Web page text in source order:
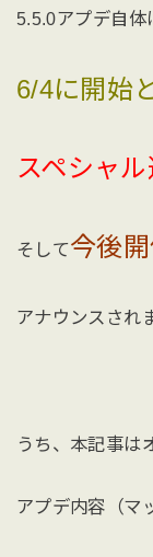
5.5.0アプデ自体
6/4に開始
スペシャ
そして今後
アナウンスされ
うち、本記事は
アプデ内容（マ